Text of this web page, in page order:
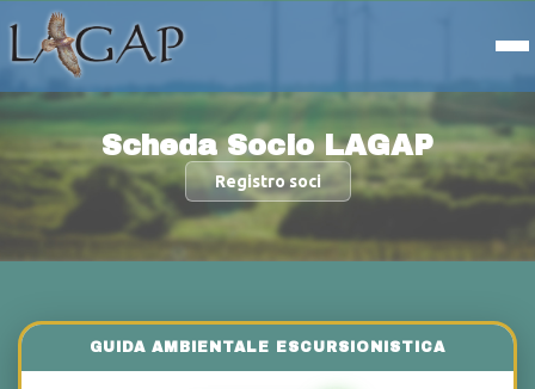
Scheda Socio LAGAP
Registro soci